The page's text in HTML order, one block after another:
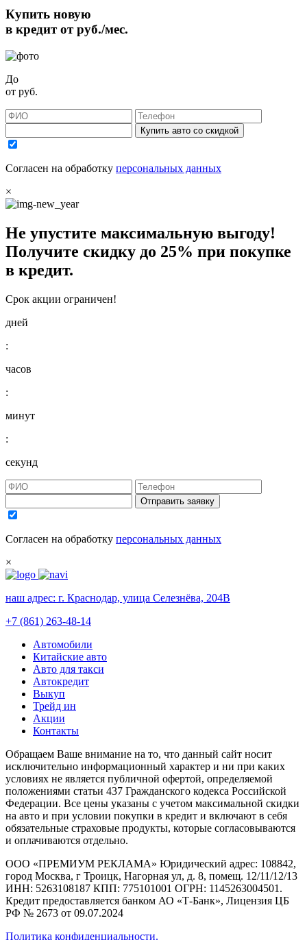
Купить новую
в кредит отруб./мес.
До
от руб.
Купить авто со скидкой
Согласен на обработку персональных данных
×
Не упустите максимальную выгоду!
Получите скидку до 25% при покупке
в кредит.
Срок акции ограничен!
дней
:
часов
:
минут
:
секунд
Отправить заявку
Согласен на обработку персональных данных
×
наш адрес: г. Краснодар, улица Селезнёва, 204В
+7 (861) 263-48-14
Автомобили
Китайские авто
Авто для такси
Автокредит
Выкуп
Трейд ин
Акции
Контакты
Обращаем Ваше внимание на то, что данный сайт носит
исключительно информационный характер и ни при каких
условиях не является публичной офертой, определяемой
положениями статьи 437 Гражданского кодекса Российской
Федерации. Все цены указаны с учетом максимальной скидки
на авто и при условии покупки в кредит и включают в себя
обязательные страховые продукты, которые согласовываются
и оплачиваются отдельно.
ООО «ПРЕМИУМ РЕКЛАМА» Юридический адрес: 108842,
город Москва, г Троицк, Нагорная ул, д. 8, помещ. 12/11/12/13
ИНН: 5263108187 КПП: 775101001 ОГРН: 1145263004501.
Кредит предоставляется банком АО «Т-Банк», Лицензия ЦБ
РФ № 2673 от 09.07.2024
Политика конфиденциальности.